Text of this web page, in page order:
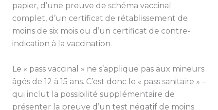
papier, d’une preuve de schéma vaccinal
complet, d’un certificat de rétablissement de
moins de six mois ou d’un certificat de contre-
indication à la vaccination.
Le « pass vaccinal » ne s’applique pas aux mineurs
âgés de 12 à 15 ans. C’est donc le « pass sanitaire » –
qui inclut la possibilité supplémentaire de
présenter la preuve d’un test négatif de moins